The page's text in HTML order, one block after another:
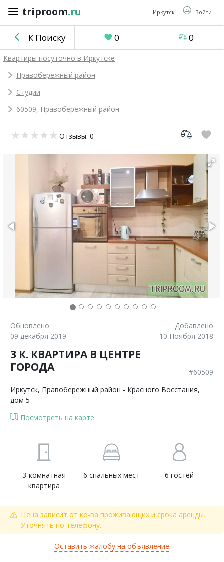
triproom.ru Иркутск Войти
triproom .ru
Российский
Войти / Зарегистрироваться
объявление
К Поиску 0 0
Квартиры посуточно в Иркутске
Правобережный район
Студии
60509, Правобережный район
Отзывы: 0
Обновлено
09 декабря 2019
Добавлено
10 Ноября 2018
3 К. КВАРТИРА В ЦЕНТРЕ
ГОРОДА
#60509
Иркутск, Правобережный район - Красного Восстания,
дом 5
Посмотреть на карте
3-комнатная
квартира
6 спальных мест 6 гостей
Цена зависит от ко-ва проживающих и срока аренды.
Уточнять по телефону.
Оставить жалобу на объявление